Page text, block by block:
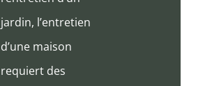
jardin, l’entretien
d’une maison
requiert des